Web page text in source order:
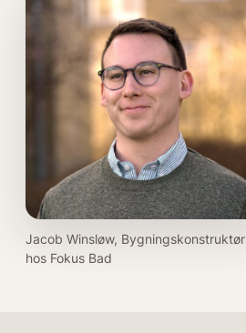
Jacob Winsløw, Bygningskonstruktør
hos Fokus Bad